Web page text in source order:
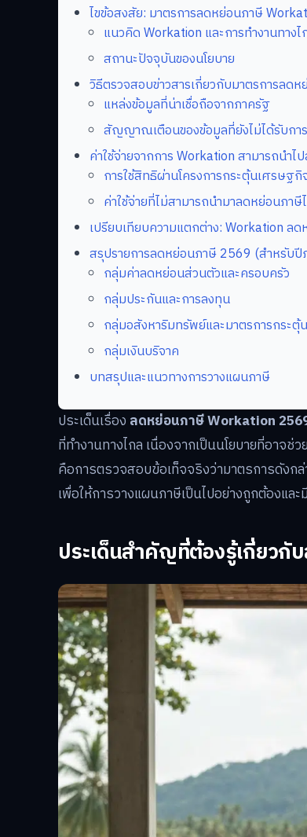
ไขข้อสงสัย: มาตรการลดหย่อนภาษี
แนวคิด Workation และการทำงานทางไ
สถานะปัจจุบันของนโยบาย
วิธีตรวจสอบข่าวสารเกี่ยวกับมาตรการลด
แหล่งข้อมูลที่น่าเชื่อถือจากภาครัฐ
สัญญาณเตือนของข้อมูลที่ยังไม่ได้รับกา
ค่าใช้จ่ายจากการ Workation สามารถนำ
การใช้สิทธิผ่านโครงการกระตุ้นเศรษฐกิ
ค่าใช้จ่ายที่ไม่สามารถนำมาลดหย่อนภาษี
เปรียบเทียบความแตกต่าง: Workation ล
สรุปรายการลดหย่อนภาษี 2569 (สำหรับ
กลุ่มค่าลดหย่อนส่วนตัวและครอบครัว
กลุ่มประกันและการลงทุน
กลุ่มอสังหาริมทรัพย์และมาตรการกระ
กลุ่มเงินบริจาค
บทสรุปและแนวทางการวางแผนภาษี
ประเด็นเรื่อง ลดหย่อนภาษี Workation
ที่ทำงานทางไกล เนื่องจากเป็นนโยบายที่อาจ
คือการตรวจสอบข้อเท็จจริงว่ามาตรการดังกล่
เพื่อให้การวางแผนภาษีเป็นไปอย่างถูกต้องแล
ประเด็นสำคัญที่ต้องรู้เกี่ยว